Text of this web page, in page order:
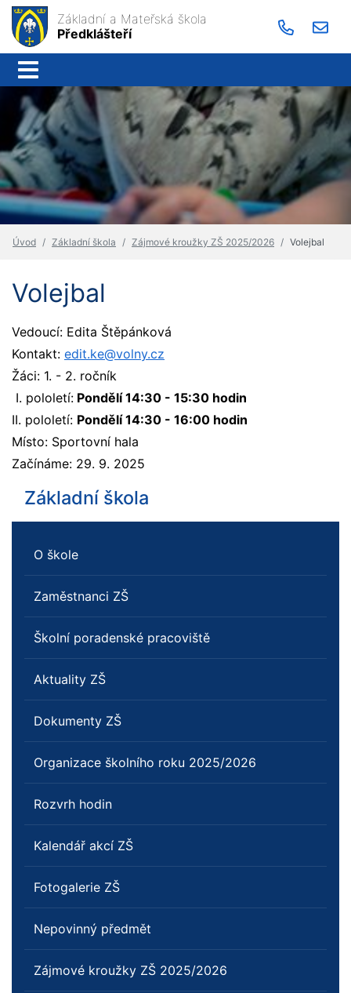
Základní a Mateřská škola
Předklášteří
Úvod Základní škola Zájmové kroužky ZŠ 2025/2026 Volejbal
Volejbal
Vedoucí: Edita Štěpánková
Kontakt: edit.ke@volny.cz
Žáci: 1. - 2. ročník
I. pololetí: Pondělí 14:30 - 15:30 hodin
II. pololetí: Pondělí 14:30 - 16:00 hodin
Místo: Sportovní hala
Začínáme: 29. 9. 2025
Základní škola
O škole
Zaměstnanci ZŠ
Školní poradenské pracoviště
Aktuality ZŠ
Dokumenty ZŠ
Organizace školního roku 2025/2026
Rozvrh hodin
Kalendář akcí ZŠ
Fotogalerie ZŠ
Nepovinný předmět
Zájmové kroužky ZŠ 2025/2026